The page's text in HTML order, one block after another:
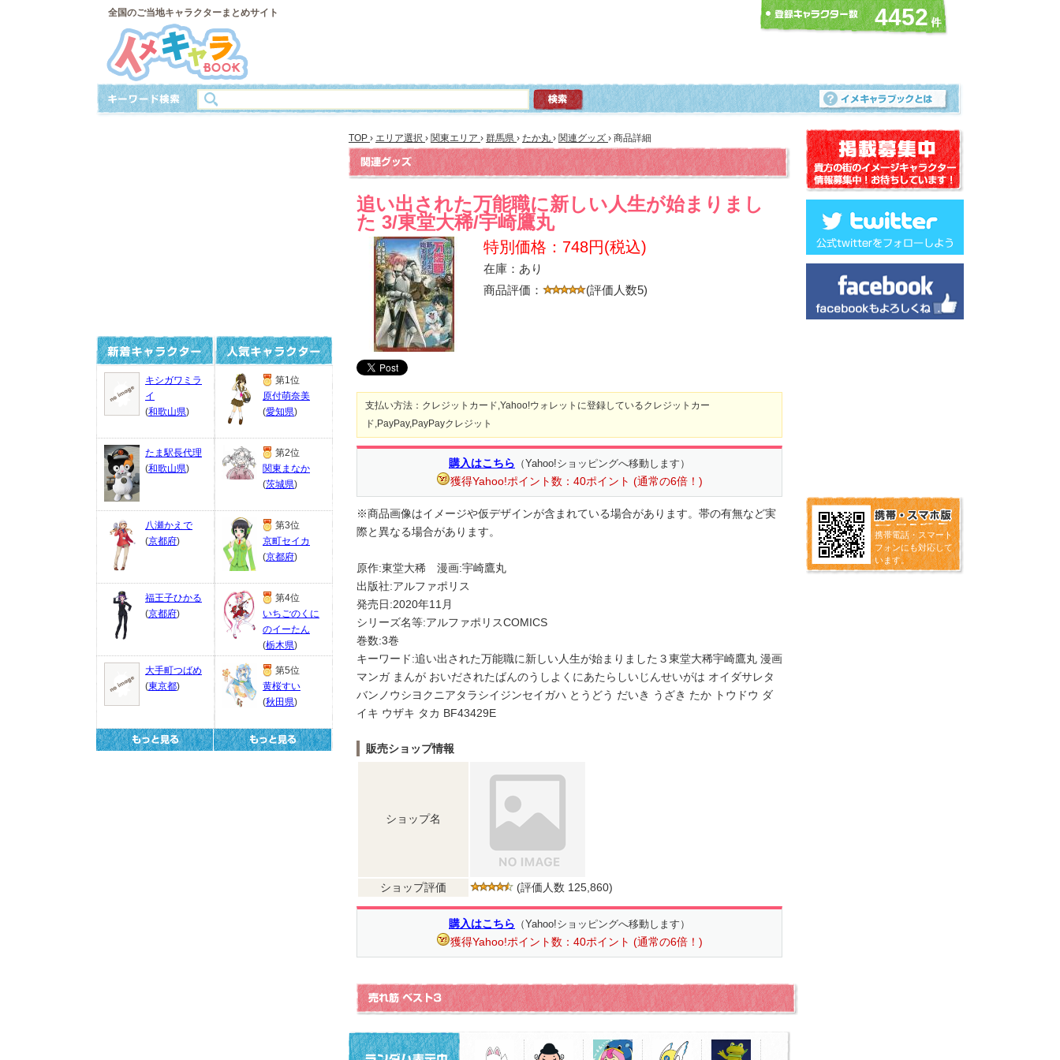
全国のご当地キャラクターまとめサイト 4452
キシガワミラ
イ
(和歌山県)
たま駅長代理
(和歌山県)
八瀬かえで
(京都府)
福王子ひかる
(京都府)
大手町つばめ
(東京都)
第1位
原付萌奈美
(愛知県)
第2位
関東まなか
(茨城県)
第3位
京町セイカ
(京都府)
第4位
いちごのくに
のイーたん
(栃木県)
第5位
黄桜すい
(秋田県)
TOP › エリア選択 › 関東エリア › 群馬県 › たか丸 › 関連グッズ › 商品詳細
追い出された万能職に新しい人生が始まりまし
た 3/東堂大稀/宇崎鷹丸
特別価格：748円(税込)
在庫：あり
商品評価：
(評価人数5)
支払い方法：クレジットカード,Yahoo!ウォレットに登録しているクレジットカー
ド,PayPay,PayPayクレジット
購入はこちら （Yahoo!ショッピングへ移動します）
獲得Yahoo!ポイント数：40ポイント (通常の6倍！)
※商品画像はイメージや仮デザインが含まれている場合があります。帯の有無など実
際と異なる場合があります。
原作:東堂大稀 漫画:宇崎鷹丸
出版社:アルファポリス
発売日:2020年11月
シリーズ名等:アルファポリスCOMICS
巻数:3巻
キーワード:追い出された万能職に新しい人生が始まりました３東堂大稀宇崎鷹丸 漫画
マンガ まんが おいだされたばんのうしよくにあたらしいじんせいがは オイダサレタ
バンノウシヨクニアタラシイジンセイガハ とうどう だいき うざき たか トウドウ ダ
イキ ウザキ タカ BF43429E
販売ショップ情報
ショップ名
ショップ評価 (評価人数 125,860)
購入はこちら （Yahoo!ショッピングへ移動します）
獲得Yahoo!ポイント数：40ポイント (通常の6倍！)
携帯電話・スマート
フォンにも対応して
います。